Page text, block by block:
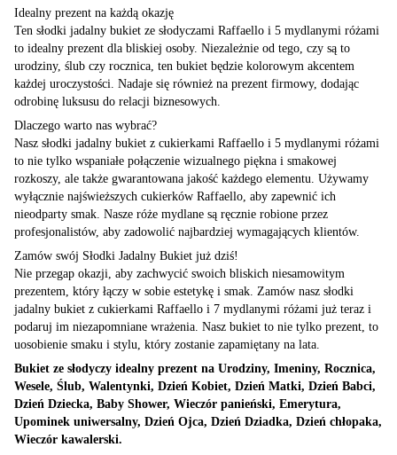
Idealny prezent na każdą okazję
Ten słodki jadalny bukiet ze słodyczami Raffaello i 5 mydlanymi różami
to idealny prezent dla bliskiej osoby. Niezależnie od tego, czy są to
urodziny, ślub czy rocznica, ten bukiet będzie kolorowym akcentem
każdej uroczystości. Nadaje się również na prezent firmowy, dodając
odrobinę luksusu do relacji biznesowych.
Dlaczego warto nas wybrać?
Nasz słodki jadalny bukiet z cukierkami Raffaello i 5 mydlanymi różami
to nie tylko wspaniałe połączenie wizualnego piękna i smakowej
rozkoszy, ale także gwarantowana jakość każdego elementu. Używamy
wyłącznie najświeższych cukierków Raffaello, aby zapewnić ich
nieodparty smak. Nasze róże mydlane są ręcznie robione przez
profesjonalistów, aby zadowolić najbardziej wymagających klientów.
Zamów swój Słodki Jadalny Bukiet już dziś!
Nie przegap okazji, aby zachwycić swoich bliskich niesamowitym
prezentem, który łączy w sobie estetykę i smak. Zamów nasz słodki
jadalny bukiet z cukierkami Raffaello i 7 mydlanymi różami już teraz i
podaruj im niezapomniane wrażenia. Nasz bukiet to nie tylko prezent, to
uosobienie smaku i stylu, który zostanie zapamiętany na lata.
Bukiet ze słodyczy idealny prezent na Urodziny, Imeniny, Rocznica,
Wesele, Ślub, Walentynki, Dzień Kobiet, Dzień Matki, Dzień Babci,
Dzień Dziecka, Baby Shower, Wieczór panieński, Emerytura,
Upominek uniwersalny, Dzień Ojca, Dzień Dziadka, Dzień chłopaka,
Wieczór kawalerski.